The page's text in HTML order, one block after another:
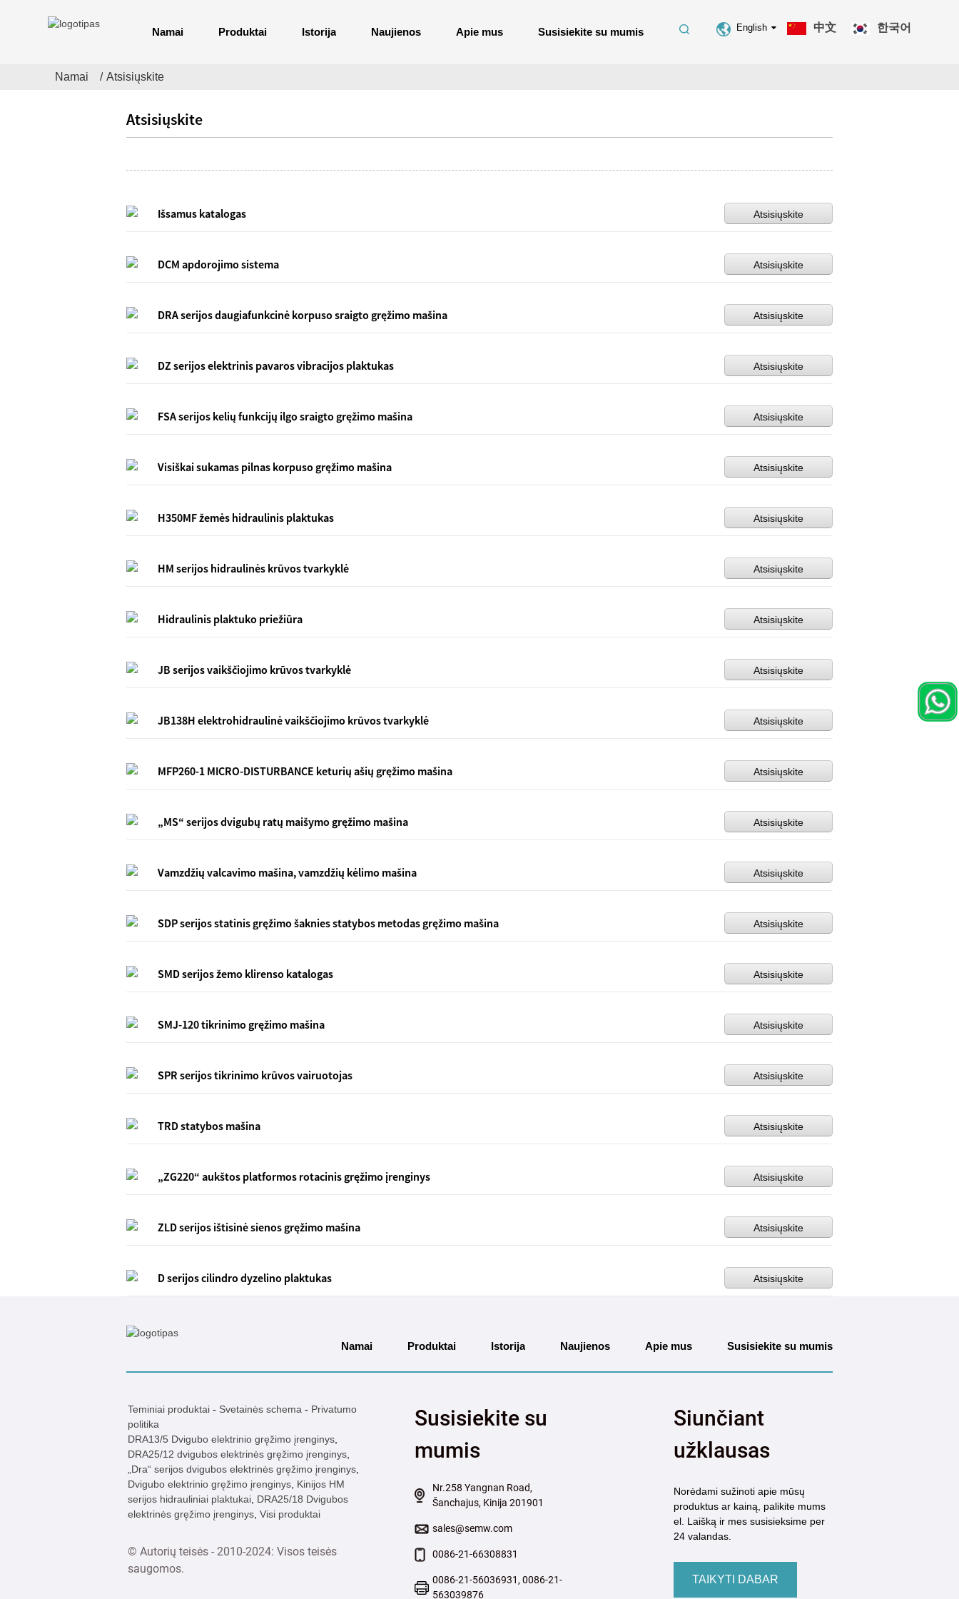
Namai Produktai Istorija Naujienos Apie mus Susisiekite su mumis 한국어
中文
English
Namai Atsisiųskite
Atsisiųskite
Išsamus katalogas Atsisiųskite
DCM apdorojimo sistema Atsisiųskite
DRA serijos daugiafunkcinė korpuso sraigto gręžimo mašina Atsisiųskite
DZ serijos elektrinis pavaros vibracijos plaktukas Atsisiųskite
FSA serijos kelių funkcijų ilgo sraigto gręžimo mašina Atsisiųskite
Visiškai sukamas pilnas korpuso gręžimo mašina Atsisiųskite
H350MF žemės hidraulinis plaktukas Atsisiųskite
HM serijos hidraulinės krūvos tvarkyklė Atsisiųskite
Hidraulinis plaktuko priežiūra Atsisiųskite
JB serijos vaikščiojimo krūvos tvarkyklė Atsisiųskite
JB138H elektrohidraulinė vaikščiojimo krūvos tvarkyklė Atsisiųskite
MFP260-1 MICRO-DISTURBANCE keturių ašių gręžimo mašina Atsisiųskite
„MS“ serijos dvigubų ratų maišymo gręžimo mašina Atsisiųskite
Vamzdžių valcavimo mašina, vamzdžių kėlimo mašina Atsisiųskite
SDP serijos statinis gręžimo šaknies statybos metodas gręžimo mašina Atsisiųskite
SMD serijos žemo klirenso katalogas Atsisiųskite
SMJ-120 tikrinimo gręžimo mašina Atsisiųskite
SPR serijos tikrinimo krūvos vairuotojas Atsisiųskite
TRD statybos mašina Atsisiųskite
„ZG220“ aukštos platformos rotacinis gręžimo įrenginys Atsisiųskite
ZLD serijos ištisinė sienos gręžimo mašina Atsisiųskite
D serijos cilindro dyzelino plaktukas Atsisiųskite
Namai Produktai Istorija Naujienos Apie mus Susisiekite su mumis
Teminiai produktai- Svetainės schema - Privatumo
politika
DRA13/5 Dvigubo elektrinio gręžimo įrenginys,
DRA25/12 dvigubos elektrinės gręžimo įrenginys,
„Dra“ serijos dvigubos elektrinės gręžimo įrenginys,
Dvigubo elektrinio gręžimo įrenginys, Kinijos HM
serijos hidrauliniai plaktukai, DRA25/18 Dvigubos
elektrinės gręžimo įrenginys, Visi produktai
© Autorių teisės - 2010-2024: Visos teisės
saugomos.
Susisiekite su
mumis
Nr.258 Yangnan Road,
Šanchajus, Kinija 201901
sales@semw.com
0086-21-66308831
0086-21-56036931, 0086-21-
563039876
Siunčiant
užklausas
Norėdami sužinoti apie mūsų
produktus ar kainą, palikite mums
el. Laišką ir mes susisieksime per
24 valandas.
TAIKYTI DABAR